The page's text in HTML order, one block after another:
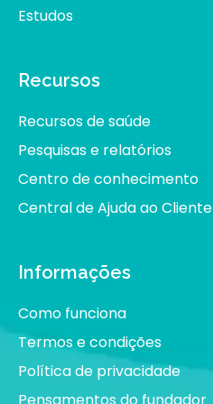
Estudos
Recursos
Recursos de saúde
Pesquisas e relatórios
Centro de conhecimento
Central de Ajuda ao Cliente
Informações
Como funciona
Termos e condições
Política de privacidade
Pensamentos do fundador